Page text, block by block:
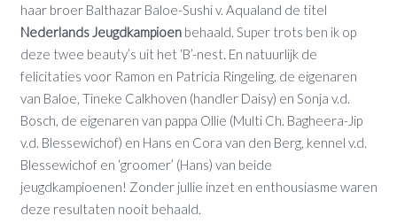
haar broer Balthazar Baloe-Sushi v. Aqualand de titel
Nederlands Jeugdkampioenbehaald. Super trots ben ik op
deze twee beauty’s uit het ‘B’-nest. En natuurlijk de
felicitaties voor Ramon en Patricia Ringeling, de eigenaren
van Baloe, Tineke Calkhoven (handler Daisy) en Sonja v.d.
Bosch, de eigenaren van pappa Ollie (Multi Ch. Bagheera-Jip
v.d. Blessewichof) en Hans en Cora van den Berg, kennel v.d.
Blessewichof en ‘groomer’ (Hans) van beide
jeugdkampioenen! Zonder jullie inzet en enthousiasme waren
deze resultaten nooit behaald.